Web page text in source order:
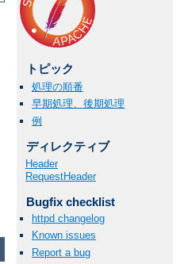
トピック
処理の順番
早期処理、後期処理
例
ディレクティブ
Header
RequestHeader
Bugfix checklist
httpd changelog
Known issues
Report a bug